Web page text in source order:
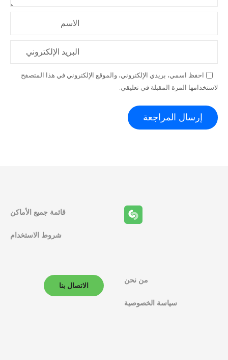
الاسم
البريد الإلكتروني
احفظ اسمي، بريدي الإلكتروني، والموقع الإلكتروني في هذا المتصفح
لاستخدامها المرة المقبلة في تعليقي.
قائمة جميع الأماكن
شروط الاستخدام
من نحن
سياسة الخصوصية
الاتصال بنا